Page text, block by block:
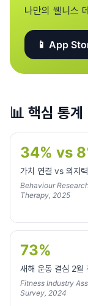
나만의 웰니스
📱 App
📊 핵심 통계
34% vs
가치 연결 vs 의지
Behaviour
Therapy, 2025
73%
새해 운동 결심 2월
Fitness Industry
Survey, 2024